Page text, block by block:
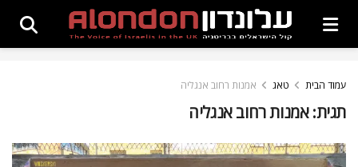
עמוד הבית טאג אמנות רחוב אנגליה
תגית:אמנות רחוב אנגליה